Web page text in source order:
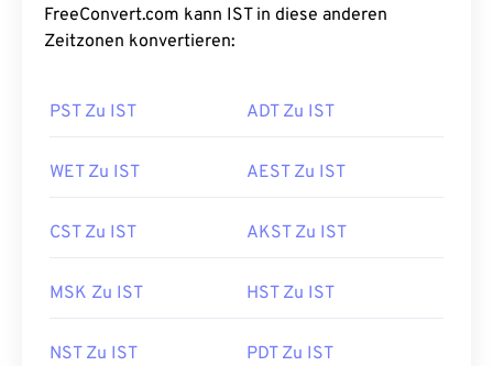
FreeConvert.com kann IST in diese anderen
Zeitzonen konvertieren:
PST Zu IST ADT Zu IST
WET Zu IST AEST Zu IST
CST Zu IST AKST Zu IST
MSK Zu IST HST Zu IST
NST Zu IST PDT Zu IST